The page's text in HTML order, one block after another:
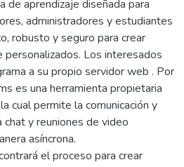
de aprendizaje diseñada para
administradores y estudiantes
robusto y seguro para crear
Los interesados
a su propio servidor web . Por
es una herramienta propietaria
cual permite la comunicación y
chat y reuniones de video
asíncrona.
el proceso para crear